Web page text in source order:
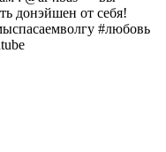
донэйшен от себя!
#любовь